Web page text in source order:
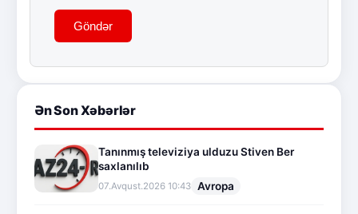
Göndər
Ən Son Xəbərlər
Tanınmış televiziya ulduzu Stiven Ber
saxlanılıb
07.Avqust.2026 10:43 Avropa